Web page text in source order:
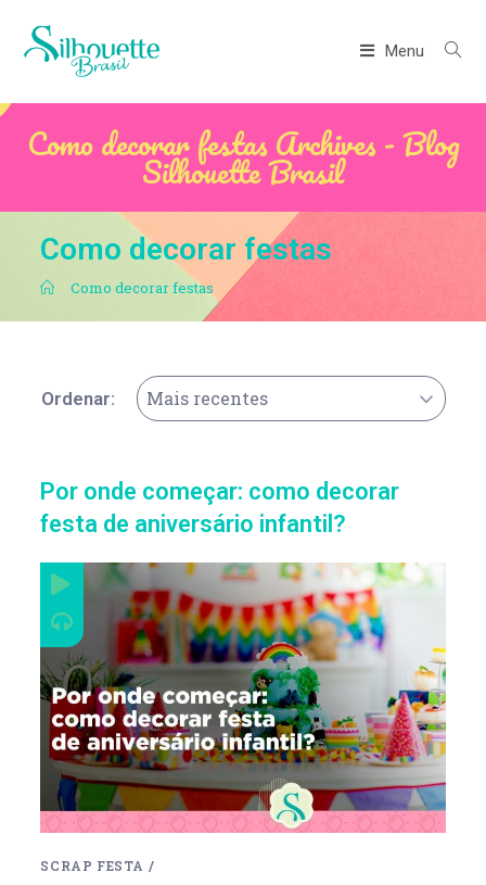
Menu
Como decorar festas Archives - Blog
Silhouette Brasil
Como decorar festas
. Como decorar festas
Ordenar: Mais recentes
Por onde começar: como decorar
festa de aniversário infantil?
SCRAP FESTA /